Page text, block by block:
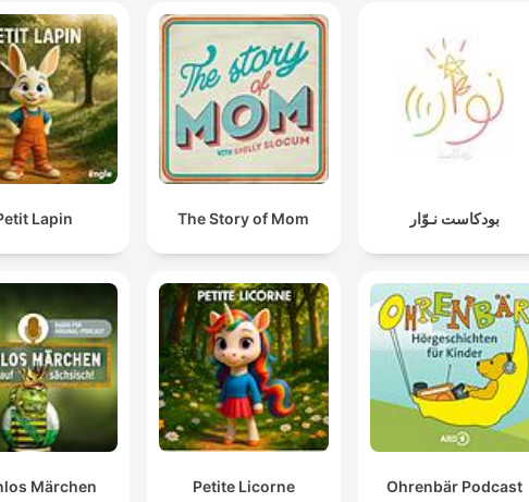
Lapin The Story of Mom بودكاست نـوّار
Märchen Petite Licorne Ohrenbär Podcast